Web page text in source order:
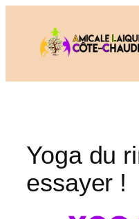
contenu
Yoga du
essayer !